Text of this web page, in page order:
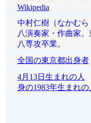
Wikipedia
中村仁樹（なかむら
八演奏家・作曲家
八専攻卒業。
全国の東京都出身者
4月13日生まれの人
身の1983年生まれの